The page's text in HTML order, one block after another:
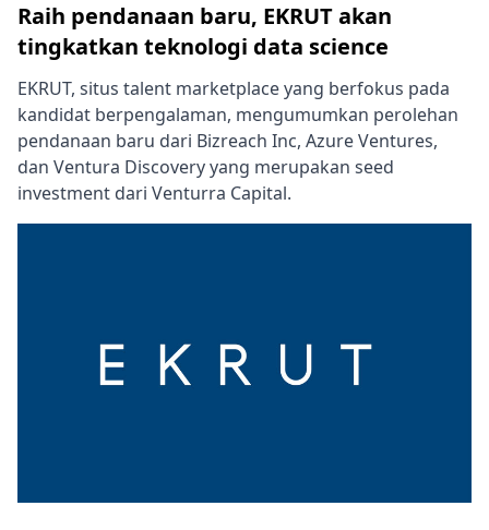
Raih pendanaan baru, EKRUT akan
tingkatkan teknologi data science
EKRUT, situs talent marketplace yang berfokus pada
kandidat berpengalaman, mengumumkan perolehan
pendanaan baru dari Bizreach Inc, Azure Ventures,
dan Ventura Discovery yang merupakan seed
investment dari Venturra Capital.